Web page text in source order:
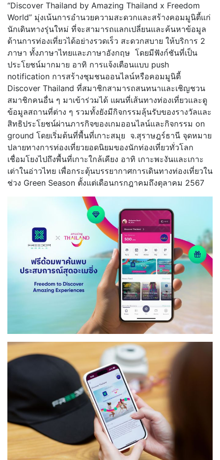
“Discover Thailand by Amazing Thailand x Freedom
World” มุ่งเน้นการอำนวยความสะดวกและสร้างคอมมูนิตี้แก่
นักเดินทางรุ่นใหม่ ที่จะสามารถแลกเปลี่ยนและค้นหาข้อมูล
ด้านการท่องเที่ยวได้อย่างรวดเร็ว สะดวกสบาย ให้บริการ 2
ภาษา ทั้งภาษาไทยและภาษาอังกฤษ โดยมีฟังก์ชันที่เป็น
ประโยชน์มากมาย อาทิ การแจ้งเตือนแบบ push
notification การสร้างชุมชนออนไลน์หรือคอมมูนิตี้
Discover Thailand ที่สมาชิกสามารถสนทนาและเชิญชวน
สมาชิกคนอื่น ๆ มาเข้าร่วมได้ แผนที่เส้นทางท่องเที่ยวและดู
ข้อมูลสถานที่ต่าง ๆ รวมทั้งยังมีกิจกรรมลุ้นรับของรางวัลและ
สิทธิประโยชน์ผ่านภารกิจของเกมออนไลน์และกิจกรรม on
ground โดยเริ่มต้นที่พื้นที่เกาะสมุย จ.สุราษฎร์ธานี จุดหมาย
ปลายทางการท่องเที่ยวยอดนิยมของนักท่องเที่ยวทั่วโลก
เชื่อมโยงไปถึงพื้นที่เกาะใกล้เคียง อาทิ เกาะพะงันและเกาะ
เต่าในอ่าวไทย เพื่อกระตุ้นบรรยากาศการเดินทางท่องเที่ยวใน
ช่วง Green Season ตั้งแต่เดือนกรกฎาคมถึงตุลาคม 2567